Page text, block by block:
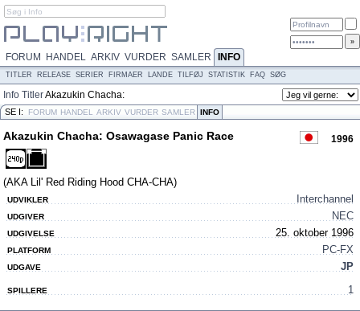
FORUM HANDEL ARKIV VURDER SAMLER INFO
TITLER RELEASE SERIER FIRMAER LANDE TILFØJ STATISTIK FAQ SØG
Info TitlerAkazukin Chacha:
Osawagase Panic Race
SE I: FORUM HANDEL ARKIV VURDER SAMLER INFO
Akazukin Chacha: Osawagase Panic Race 1996
(AKA Lil' Red Riding Hood CHA-CHA)
UDVIKLER Interchannel
UDGIVER NEC
UDGIVELSE 25. oktober 1996
PLATFORM PC-FX
UDGAVE JP
SPILLERE 1